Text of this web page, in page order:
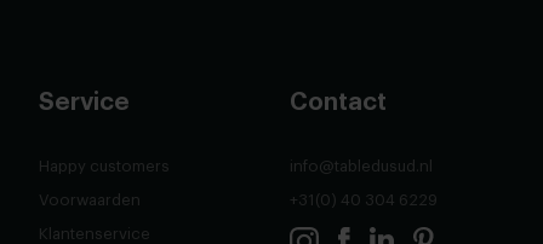
Service
Happy customers
Voorwaarden
Klantenservice
Contact
info@tabledusud.nl
+31(0) 40 304 6229